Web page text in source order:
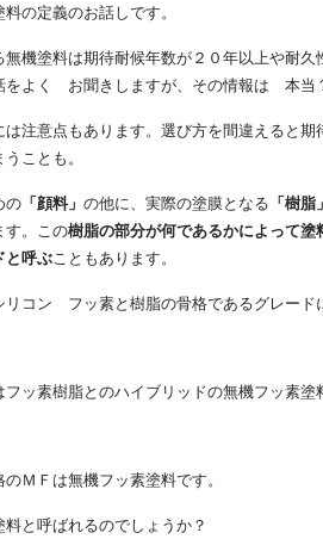
の定義のお話しです。
機塗料は期待耐候年数が２０年以上や耐久
をよく お聞きしますが、その情報は 本当
は注意点もあります。選び方を間違えると
ことも。
の 「顔料」 の他に、実際の塗膜となる 「樹脂」
す。この樹脂の部分が何であるかによって
と呼ぶこともあります。
コン フッ素と樹脂の骨格であるグレード
ッ素樹脂とのハイブリッドの無機フッ素塗
ＭＦは無機フッ素塗料です。
と呼ばれるのでしょうか？